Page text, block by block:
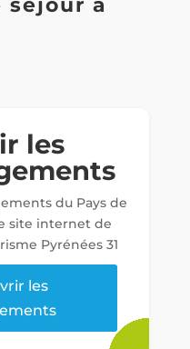
séjour à
les
du Pays de
site internet de
Pyrénées 31
les